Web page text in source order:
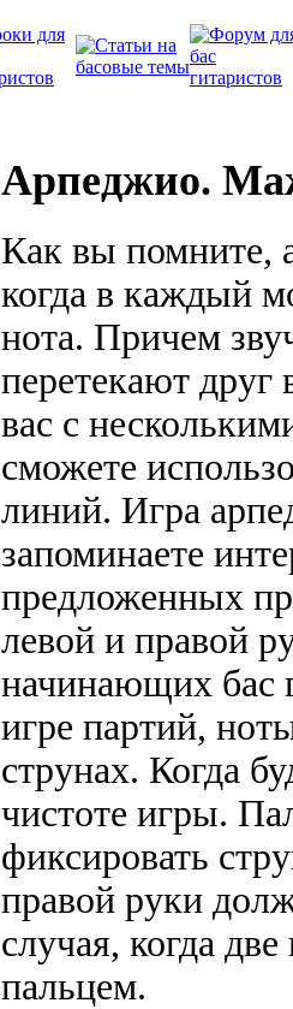
Арпеджио.
Как вы помните,
когда в каждый
нота. Причем
перетекают друг
вас с
сможете
линий. Игра
запоминаете
предложенных
левой и правой
начинающих бас
игре партий,
струнах. Когда
чистоте игры.
фиксировать
правой руки
случая, когда
пальцем.